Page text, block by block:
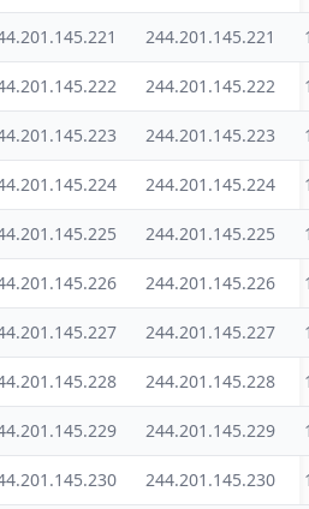
244.201.145.221
244.201.145.222
244.201.145.223
244.201.145.224
244.201.145.225
244.201.145.226
244.201.145.227
244.201.145.228
244.201.145.229
244.201.145.230